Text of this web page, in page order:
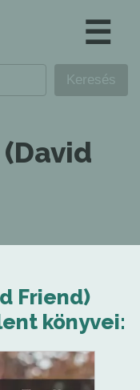
☰
Friend)
könyvei: